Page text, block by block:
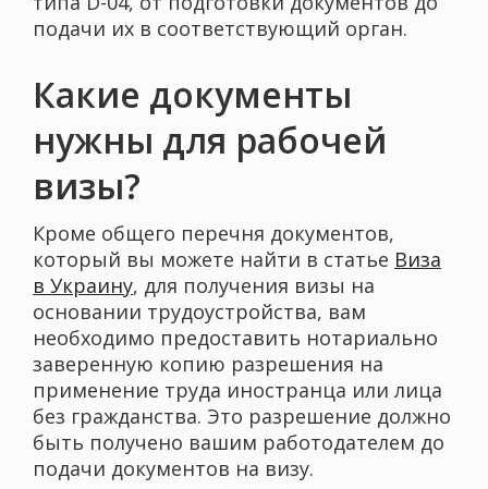
подачи их в соответствующий орган.
Какие документы
нужны для рабочей
визы?
Кроме общего перечня документов,
который вы можете найти в статье Виза
в Украину, для получения визы на
основании трудоустройства, вам
необходимо предоставить нотариально
заверенную копию разрешения на
применение труда иностранца или лица
без гражданства. Это разрешение должно
быть получено вашим работодателем до
подачи документов на визу.